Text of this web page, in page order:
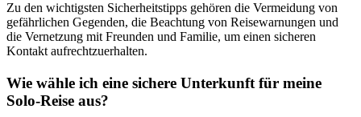
Zu den wichtigsten Sicherheitstipps gehören die Vermeidung von
gefährlichen Gegenden, die Beachtung von Reisewarnungen und
die Vernetzung mit Freunden und Familie, um einen sicheren
Kontakt aufrechtzuerhalten.
Wie wähle ich eine sichere Unterkunft für meine
Solo-Reise aus?